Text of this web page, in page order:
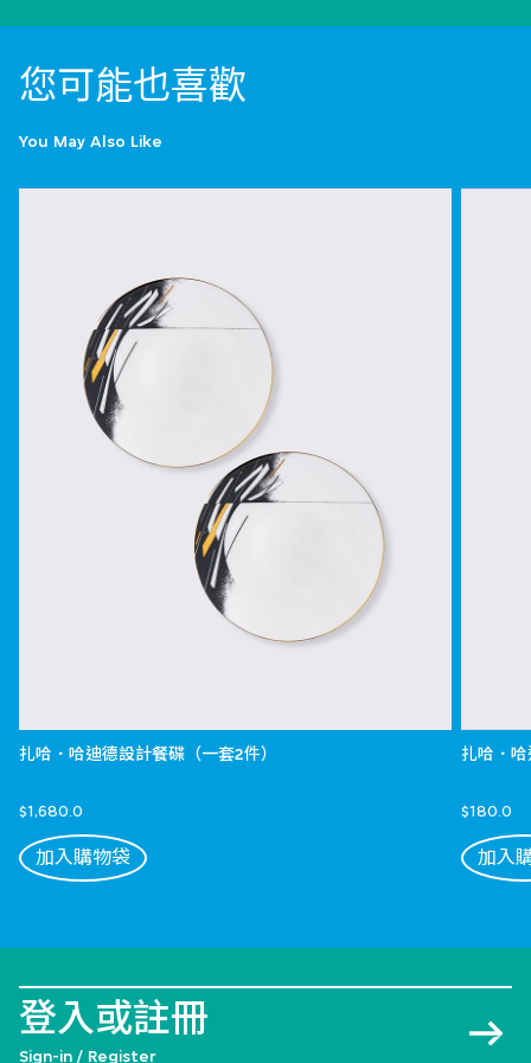
您可能也喜歡
You May Also Like
扎哈．哈迪德設計餐碟（一套2件）
$1,680.0
加入購物袋
扎哈．
$180.0
加入
登入或註冊
Sign-in / Register